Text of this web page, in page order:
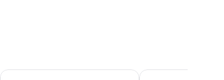
Suites Murillo Catedral De Domínguez Hotel